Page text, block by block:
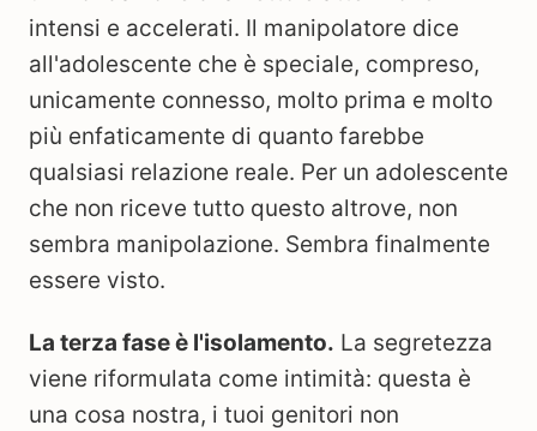
intensi e accelerati. Il manipolatore dice
all'adolescente che è speciale, compreso,
unicamente connesso, molto prima e molto
più enfaticamente di quanto farebbe
qualsiasi relazione reale. Per un adolescente
che non riceve tutto questo altrove, non
sembra manipolazione. Sembra finalmente
essere visto.
La terza fase è l'isolamento. La segretezza
viene riformulata come intimità: questa è
una cosa nostra, i tuoi genitori non